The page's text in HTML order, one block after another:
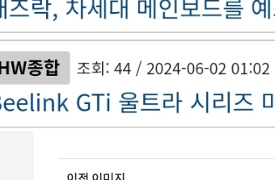
이전 이미지